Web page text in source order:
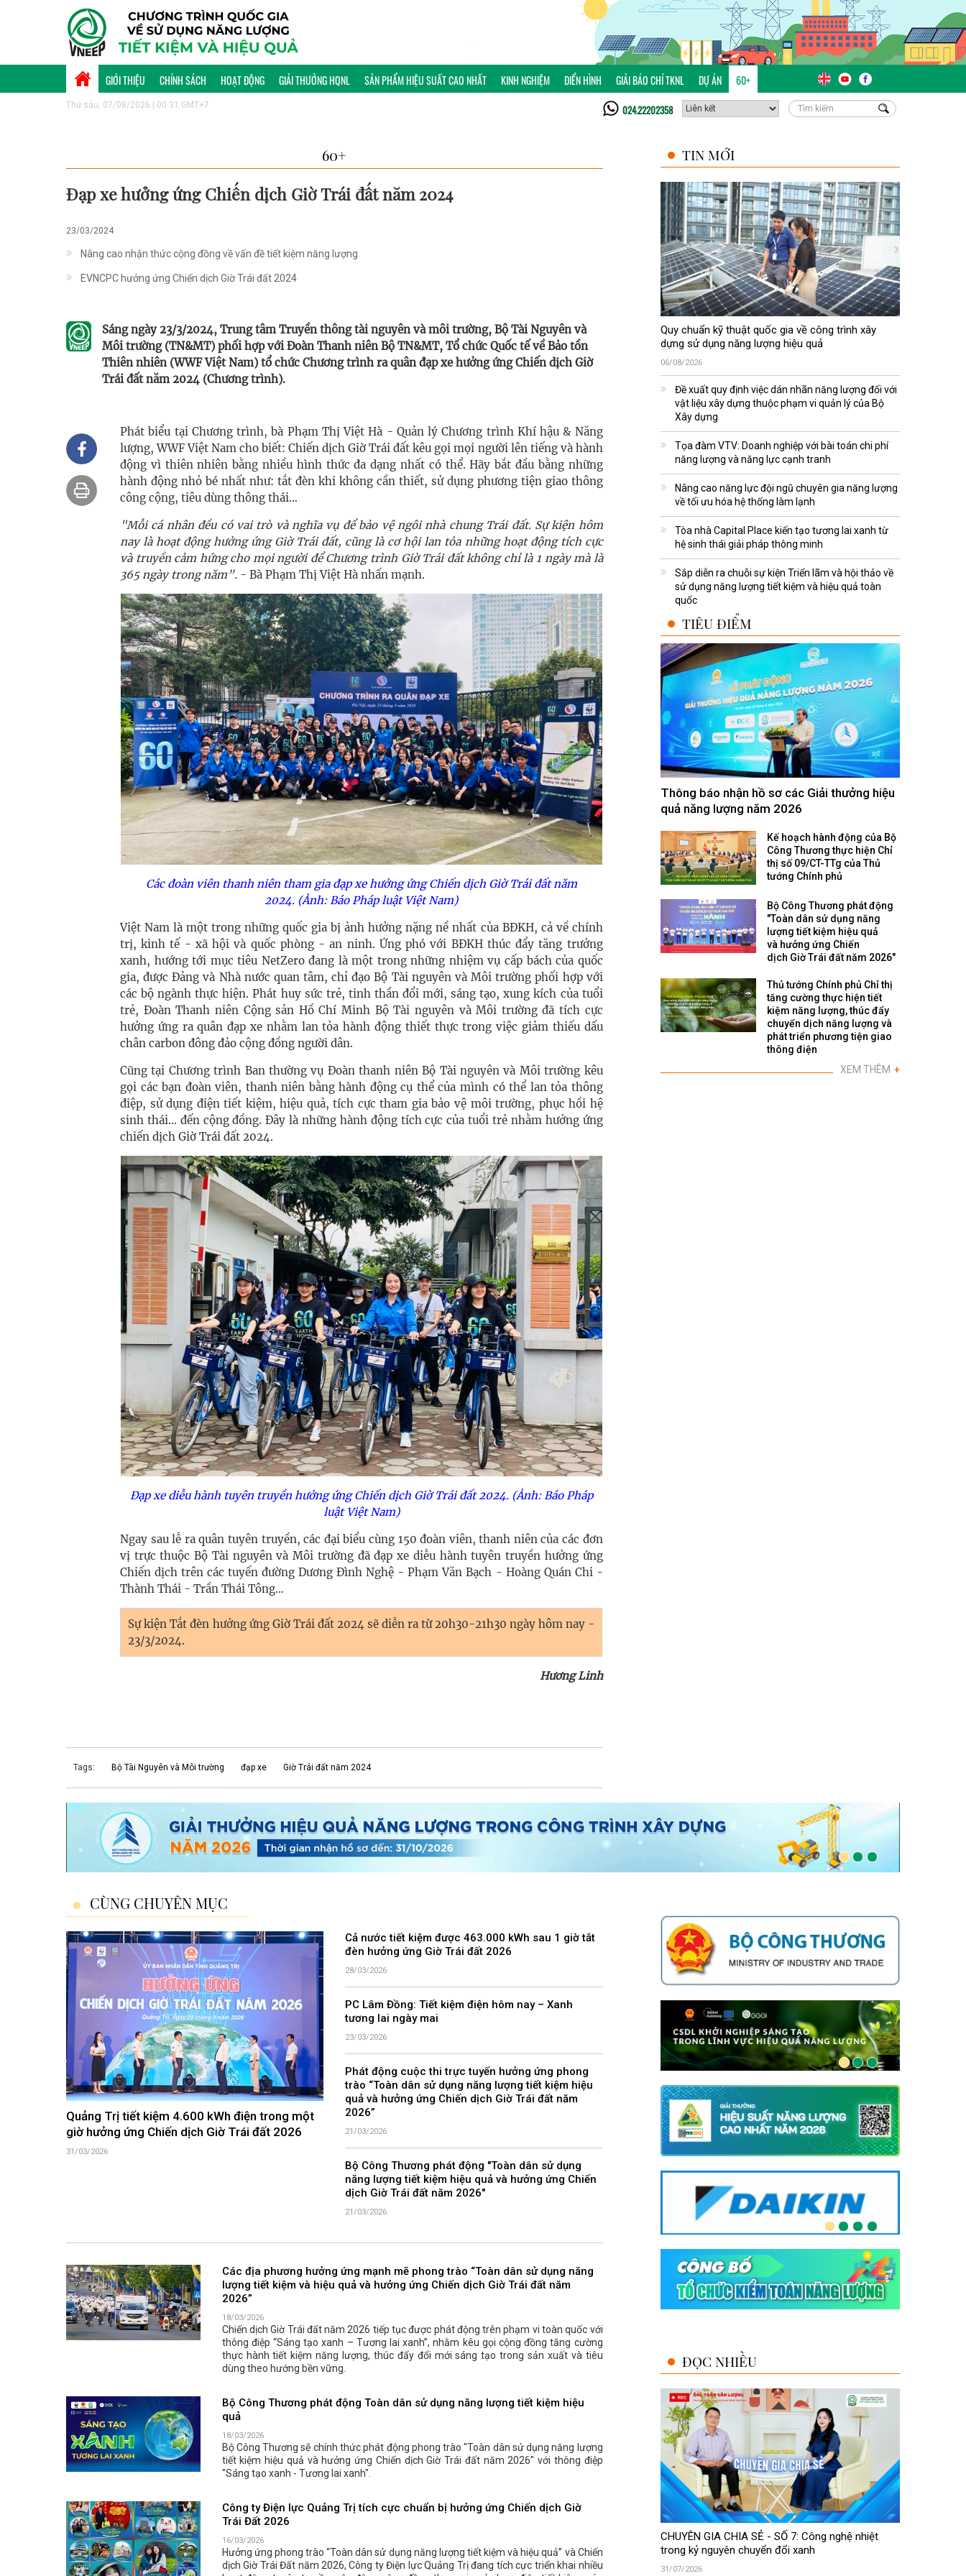
GIỚI THIỆU CHÍNH SÁCH HOẠT ĐỘNG GIẢI THƯỞNG HQNL SẢN PHẨM HIỆU SUẤT CAO NHẤT KINH NGHIỆM ĐIỂN HÌNH GIẢI BÁO CHÍ TKNL DỰ ÁN 60+
Thứ sáu, 07/08/2026 | 00:31 GMT+7 024.22202358
60+
Đạp xe hưởng ứng Chiến dịch Giờ Trái đất năm 2024
23/03/2024
Nâng cao nhận thức cộng đồng về vấn đề tiết kiệm năng lượng
EVNCPC hưởng ứng Chiến dịch Giờ Trái đất 2024
Sáng ngày 23/3/2024, Trung tâm Truyền thông tài nguyên và môi trường, Bộ Tài Nguyên và
Môi trường (TN&MT) phối hợp với Đoàn Thanh niên Bộ TN&MT, Tổ chức Quốc tế về Bảo tồn
Thiên nhiên (WWF Việt Nam) tổ chức Chương trình ra quân đạp xe hưởng ứng Chiến dịch Giờ
Trái đất năm 2024 (Chương trình).
Phát biểu tại Chương trình, bà Phạm Thị Việt Hà - Quản lý Chương trình Khí hậu & Năng
lượng, WWF Việt Nam cho biết: Chiến dịch Giờ Trái đất kêu gọi mọi người lên tiếng và hành
động vì thiên nhiên bằng nhiều hình thức đa dạng nhất có thể. Hãy bắt đầu bằng những
hành động nhỏ bé nhất như: tắt đèn khi không cần thiết, sử dụng phương tiện giao thông
công cộng, tiêu dùng thông thái…
"Mỗi cá nhân đều có vai trò và nghĩa vụ để bảo vệ ngôi nhà chung Trái đất. Sự kiện hôm
nay là hoạt động hưởng ứng Giờ Trái đất, cũng là cơ hội lan tỏa những hoạt động tích cực
và truyền cảm hứng cho mọi người để Chương trình Giờ Trái đất không chỉ là 1 ngày mà là
365 ngày trong năm”. - Bà Phạm Thị Việt Hà nhấn mạnh.
Các đoàn viên thanh niên tham gia đạp xe hưởng ứng Chiến dịch Giờ Trái đất năm
2024. (Ảnh: Báo Pháp luật Việt Nam)
Việt Nam là một trong những quốc gia bị ảnh hưởng nặng nề nhất của BĐKH, cả về chính
trị, kinh tế - xã hội và quốc phòng - an ninh. Ứng phó với BĐKH thúc đẩy tăng trưởng
xanh, hướng tới mục tiêu NetZero đang là một trong những nhiệm vụ cấp bách của quốc
gia, được Đảng và Nhà nước quan tâm, chỉ đạo Bộ Tài nguyên và Môi trường phối hợp với
các bộ ngành thực hiện. Phát huy sức trẻ, tinh thần đổi mới, sáng tạo, xung kích của tuổi
trẻ, Đoàn Thanh niên Cộng sản Hồ Chí Minh Bộ Tài nguyên và Môi trường đã tích cực
hưởng ứng ra quân đạp xe nhằm lan tỏa hành động thiết thực trong việc giảm thiếu dấu
chân carbon đông đảo cộng đồng người dân.
Cũng tại Chương trình Ban thường vụ Đoàn thanh niên Bộ Tài nguyên và Môi trường kêu
gọi các bạn đoàn viên, thanh niên bằng hành động cụ thể của mình có thể lan tỏa thông
điệp, sử dụng điện tiết kiệm, hiệu quả, tích cực tham gia bảo vệ môi trường, phục hồi hệ
sinh thái… đến cộng đồng. Đây là những hành động tích cực của tuổi trẻ nhằm hưởng ứng
chiến dịch Giờ Trái đất 2024.
Đạp xe diễu hành tuyên truyền hưởng ứng Chiến dịch Giờ Trái đất 2024. (Ảnh: Báo Pháp
luật Việt Nam)
Ngay sau lễ ra quân tuyên truyền, các đại biểu cùng 150 đoàn viên, thanh niên của các đơn
vị trực thuộc Bộ Tài nguyên và Môi trường đã đạp xe diễu hành tuyên truyền hưởng ứng
Chiến dịch trên các tuyến đường Dương Đình Nghệ - Phạm Văn Bạch - Hoàng Quán Chi -
Thành Thái - Trần Thái Tông…
Sự kiện Tắt đèn hưởng ứng Giờ Trái đất 2024 sẽ diễn ra từ 20h30-21h30 ngày hôm nay -
23/3/2024.
Hương Linh
Tags: Bộ Tài Nguyên và Môi trường đạp xe Giờ Trái đất năm 2024
TIN MỚI
Quy chuẩn kỹ thuật quốc gia về công trình xây
dựng sử dụng năng lượng hiệu quả
06/08/2026
Đề xuất quy định việc dán nhãn năng lượng đối với
vật liệu xây dựng thuộc phạm vi quản lý của Bộ
Xây dựng
Tọa đàm VTV: Doanh nghiệp với bài toán chi phí
năng lượng và năng lực cạnh tranh
Nâng cao năng lực đội ngũ chuyên gia năng lượng
về tối ưu hóa hệ thống làm lạnh
Tòa nhà Capital Place kiến tạo tương lai xanh từ
hệ sinh thái giải pháp thông minh
Sắp diễn ra chuỗi sự kiện Triển lãm và hội thảo về
sử dụng năng lượng tiết kiệm và hiệu quả toàn
quốc
TIÊU ĐIỂM
Thông báo nhận hồ sơ các Giải thưởng hiệu
quả năng lượng năm 2026
Kế hoạch hành động của Bộ
Công Thương thực hiện Chỉ
thị số 09/CT-TTg của Thủ
tướng Chính phủ
Bộ Công Thương phát động
"Toàn dân sử dụng năng
lượng tiết kiệm hiệu quả
và hưởng ứng Chiến
dịch Giờ Trái đất năm 2026"
Thủ tướng Chính phủ Chỉ thị
tăng cường thực hiện tiết
kiệm năng lượng, thúc đẩy
chuyển dịch năng lượng và
phát triển phương tiện giao
thông điện
XEM THÊM +
CÙNG CHUYÊN MỤC
Quảng Trị tiết kiệm 4.600 kWh điện trong một
giờ hưởng ứng Chiến dịch Giờ Trái đất 2026
31/03/2026
Cả nước tiết kiệm được 463.000 kWh sau 1 giờ tắt
đèn hưởng ứng Giờ Trái đất 2026
28/03/2026
PC Lâm Đồng: Tiết kiệm điện hôm nay – Xanh
tương lai ngày mai
23/03/2026
Phát động cuộc thi trực tuyến hưởng ứng phong
trào “Toàn dân sử dụng năng lượng tiết kiệm hiệu
quả và hưởng ứng Chiến dịch Giờ Trái đất năm
2026”
21/03/2026
Bộ Công Thương phát động "Toàn dân sử dụng
năng lượng tiết kiệm hiệu quả và hưởng ứng Chiến
dịch Giờ Trái đất năm 2026"
21/03/2026
Các địa phương hưởng ứng mạnh mẽ phong trào “Toàn dân sử dụng năng
lượng tiết kiệm và hiệu quả và hưởng ứng Chiến dịch Giờ Trái đất năm
2026”
18/03/2026
Chiến dịch Giờ Trái đất năm 2026 tiếp tục được phát động trên phạm vi toàn quốc với
thông điệp “Sáng tạo xanh – Tương lai xanh”, nhằm kêu gọi cộng đồng tăng cường
thực hành tiết kiệm năng lượng, thúc đẩy đổi mới sáng tạo trong sản xuất và tiêu
dùng theo hướng bền vững.
Bộ Công Thương phát động Toàn dân sử dụng năng lượng tiết kiệm hiệu
quả
18/03/2026
Bộ Công Thương sẽ chính thức phát động phong trào "Toàn dân sử dụng năng lượng
tiết kiệm hiệu quả và hưởng ứng Chiến dịch Giờ Trái đất năm 2026" với thông điệp
"Sáng tạo xanh - Tương lai xanh".
Công ty Điện lực Quảng Trị tích cực chuẩn bị hưởng ứng Chiến dịch Giờ
Trái Đất 2026
16/03/2026
Hưởng ứng phong trào “Toàn dân sử dụng năng lượng tiết kiệm và hiệu quả” và Chiến
dịch Giờ Trái Đất năm 2026, Công ty Điện lực Quảng Trị đang tích cực triển khai nhiều
ĐỌC NHIỀU
CHUYÊN GIA CHIA SẺ - SỐ 7: Công nghệ nhiệt
trong kỷ nguyên chuyển đổi xanh
31/07/2026